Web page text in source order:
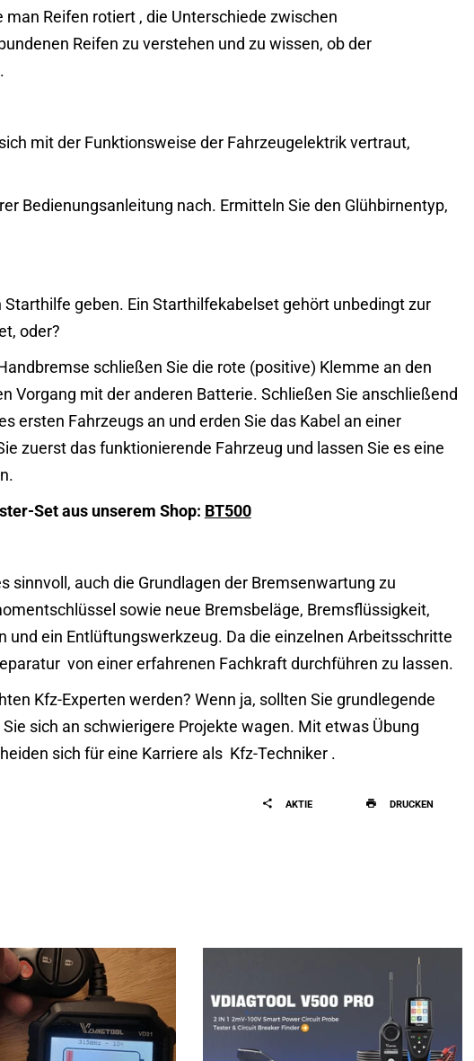
man Reifen rotiert, die Unterschiede zwischen
Reifen zu verstehen und zu wissen, ob der
mit der Funktionsweise der Fahrzeugelektrik vertraut,
Bedienungsanleitung nach. Ermitteln Sie den Glühbirnentyp,
geben. Ein Starthilfekabelset gehört unbedingt zur
oder?
schließen Sie die rote (positive) Klemme an den
Vorgang mit der anderen Batterie. Schließen Sie anschließend
ersten Fahrzeugs an und erden Sie das Kabel an einer
zuerst das funktionierende Fahrzeug und lassen Sie es eine
Set aus unserem Shop: BT500
sinnvoll, auch die Grundlagen der Bremsenwartung zu
sowie neue Bremsbeläge, Bremsflüssigkeit,
ein Entlüftungswerkzeug. Da die einzelnen Arbeitsschritte
von einer erfahrenen Fachkraft durchführen zu lassen.
Kfz-Experten werden? Wenn ja, sollten Sie grundlegende
sich an schwierigere Projekte wagen. Mit etwas Übung
sich für eine Karriere als Kfz-Techniker.
AKTIE DRUCKEN